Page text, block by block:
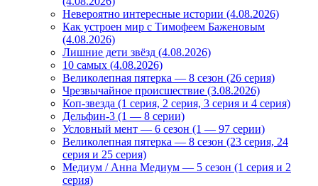
Невероятно интересные истории (4.08.2026)
Как устроен мир с Тимофеем Баженовым
(4.08.2026)
Лишние дети звёзд (4.08.2026)
10 самых (4.08.2026)
Великолепная пятерка — 8 сезон (26 серия)
Чрезвычайное происшествие (3.08.2026)
Коп-звезда (1 серия, 2 серия, 3 серия и 4 серия)
Дельфин-3 (1 — 8 серии)
Условный мент — 6 сезон (1 — 97 серии)
Великолепная пятерка — 8 сезон (23 серия, 24
серия и 25 серия)
Медиум / Анна Медиум — 5 сезон (1 серия и 2
серия)